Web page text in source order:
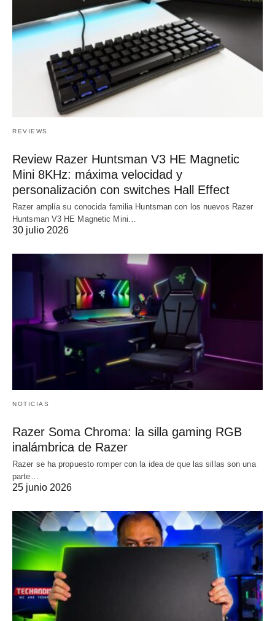
REVIEWS
Review Razer Huntsman V3 HE Magnetic
Mini 8KHz: máxima velocidad y
personalización con switches Hall Effect
Razer amplía su conocida familia Huntsman con los nuevos Razer
Huntsman V3 HE Magnetic Mini…
30 julio 2026
NOTICIAS
Razer Soma Chroma: la silla gaming RGB
inalámbrica de Razer
Razer se ha propuesto romper con la idea de que las sillas son una
parte…
25 junio 2026